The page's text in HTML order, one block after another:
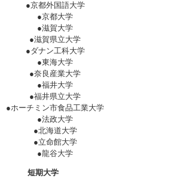
●京都外国語大学
●京都大学
●滋賀大学
●滋賀県立大学
●ダナン工科大学
●東海大学
●奈良産業大学
●福井大学
●福井県立大学
●ホーチミン市食品工業大学
●法政大学
●北海道大学
●立命館大学
●龍谷大学
短期大学